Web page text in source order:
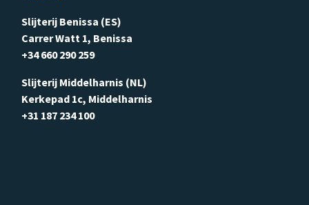
Slijterij Benissa (ES)
Carrer Watt 1, Benissa
+34 660 290 259
Slijterij Middelharnis (NL)
Kerkepad 1c, Middelharnis
+31 187 234 100